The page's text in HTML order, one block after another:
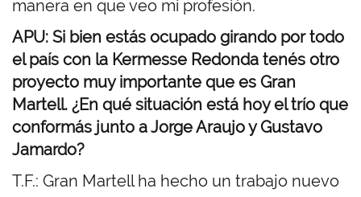
manera en que veo mi profesión.
APU: Si bien estás ocupado girando por todo
el país con la Kermesse Redonda tenés otro
proyecto muy importante que es Gran
Martell. ¿En qué situación está hoy el trío que
conformás junto a Jorge Araujo y Gustavo
Jamardo?
T.F.: Gran Martell ha hecho un trabajo nuevo